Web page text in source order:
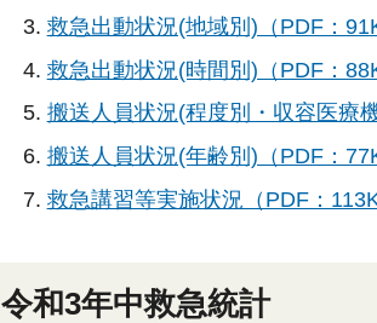
救急出動状況(地域別)（PDF：
救急出動状況(時間別)（PDF：
搬送人員状況(程度別・収容医療
搬送人員状況(年齢別)（PDF：
救急講習等実施状況（PDF：
令和3年中救急統計